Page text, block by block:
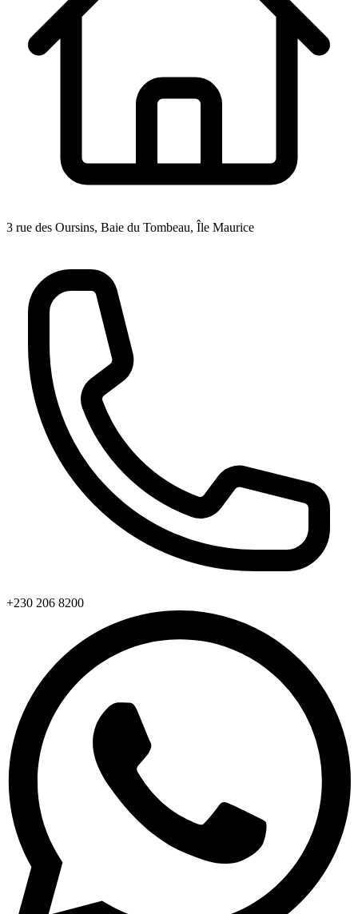
3 rue des Oursins, Baie du Tombeau, Île Maurice
+230 206 8200